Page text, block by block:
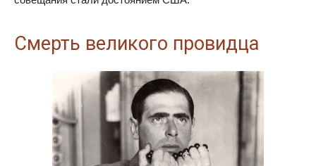
Смерть великого провидца